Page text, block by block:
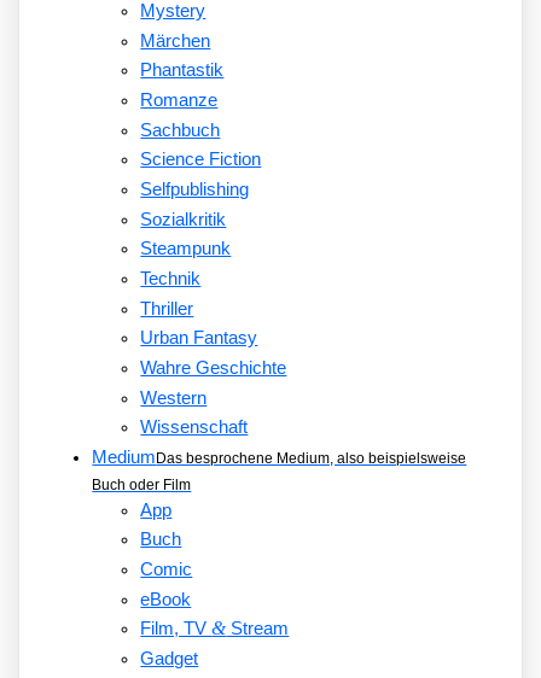
Mystery
Märchen
Phantastik
Romanze
Sachbuch
Science Fiction
Selfpublishing
Sozialkritik
Steampunk
Technik
Thriller
Urban Fantasy
Wahre Geschichte
Western
Wissenschaft
MediumDas besprochene Medium, also beispielsweise
Buch oder Film
App
Buch
Comic
eBook
Film, TV&Stream
Gadget